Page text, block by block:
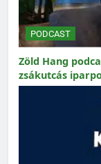
PODCAST
Zöld Hang
zsákutcás